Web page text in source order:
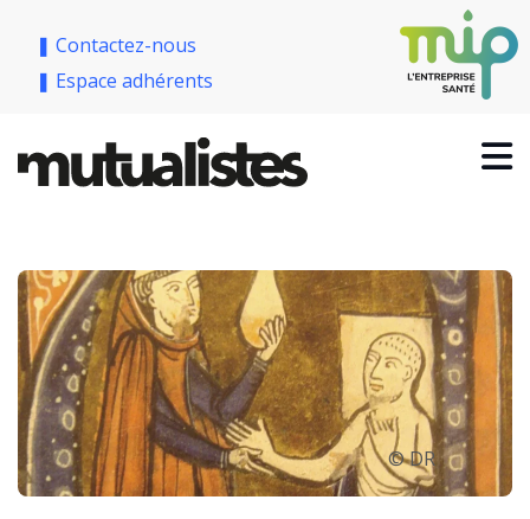
❚ Contactez-nous
❚ Espace adhérents
© DR